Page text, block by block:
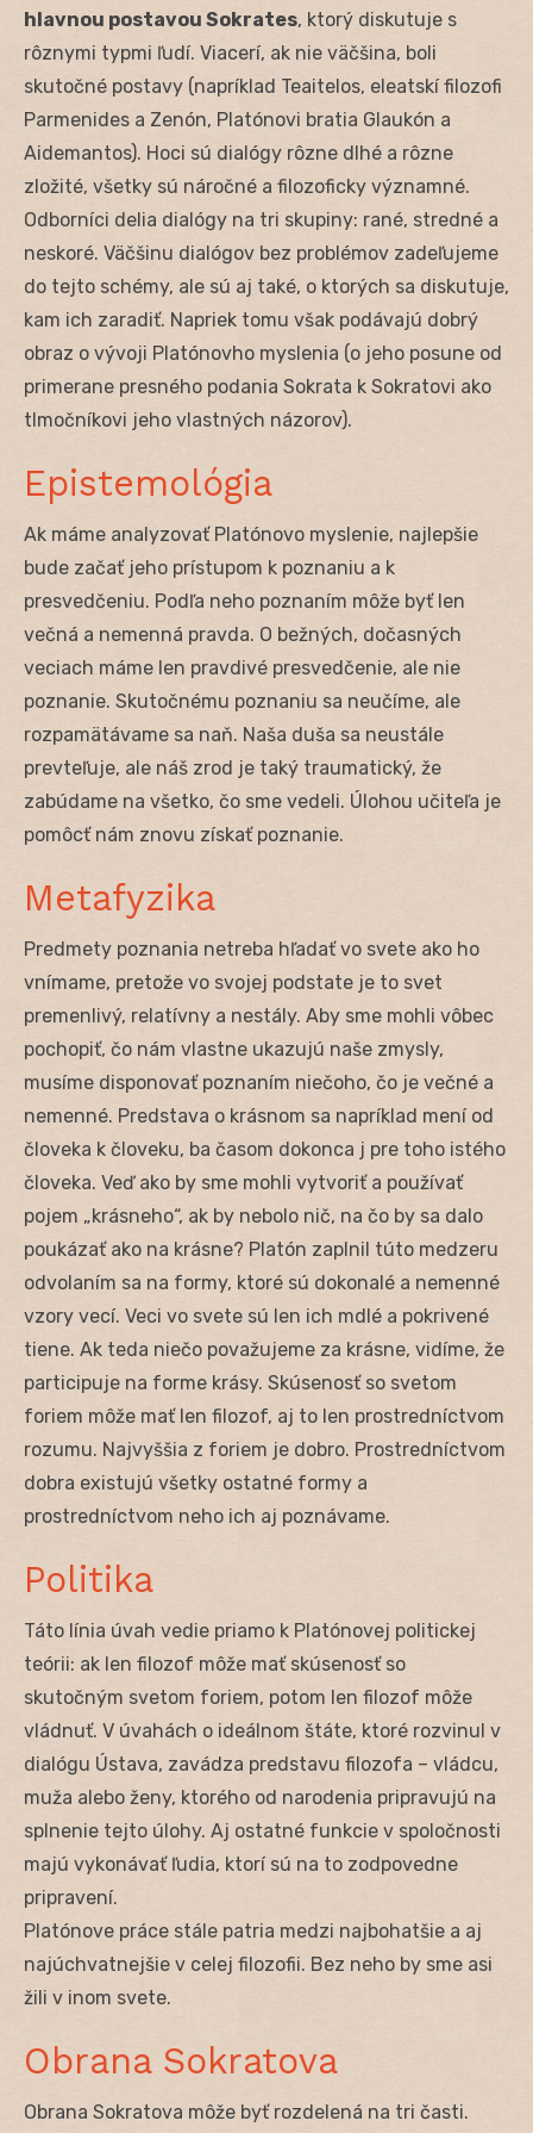
hlavnou postavou Sokrates, ktorý diskutuje s
rôznymi typmi ľudí. Viacerí, ak nie väčšina, boli
skutočné postavy (napríklad Teaitelos, eleatskí filozofi
Parmenides a Zenón, Platónovi bratia Glaukón a
Aidemantos). Hoci sú dialógy rôzne dlhé a rôzne
zložité, všetky sú náročné a filozoficky významné.
Odborníci delia dialógy na tri skupiny: rané, stredné a
neskoré. Väčšinu dialógov bez problémov zadeľujeme
do tejto schémy, ale sú aj také, o ktorých sa diskutuje,
kam ich zaradiť. Napriek tomu však podávajú dobrý
obraz o vývoji Platónovho myslenia (o jeho posune od
primerane presného podania Sokrata k Sokratovi ako
tlmočníkovi jeho vlastných názorov).
Epistemológia
Ak máme analyzovať Platónovo myslenie, najlepšie
bude začať jeho prístupom k poznaniu a k
presvedčeniu. Podľa neho poznaním môže byť len
večná a nemenná pravda. O bežných, dočasných
veciach máme len pravdivé presvedčenie, ale nie
poznanie. Skutočnému poznaniu sa neučíme, ale
rozpamätávame sa naň. Naša duša sa neustále
prevteľuje, ale náš zrod je taký traumatický, že
zabúdame na všetko, čo sme vedeli. Úlohou učiteľa je
pomôcť nám znovu získať poznanie.
Metafyzika
Predmety poznania netreba hľadať vo svete ako ho
vnímame, pretože vo svojej podstate je to svet
premenlivý, relatívny a nestály. Aby sme mohli vôbec
pochopiť, čo nám vlastne ukazujú naše zmysly,
musíme disponovať poznaním niečoho, čo je večné a
nemenné. Predstava o krásnom sa napríklad mení od
človeka k človeku, ba časom dokonca j pre toho istého
človeka. Veď ako by sme mohli vytvoriť a používať
pojem „krásneho“, ak by nebolo nič, na čo by sa dalo
poukázať ako na krásne? Platón zaplnil túto medzeru
odvolaním sa na formy, ktoré sú dokonalé a nemenné
vzory vecí. Veci vo svete sú len ich mdlé a pokrivené
tiene. Ak teda niečo považujeme za krásne, vidíme, že
participuje na forme krásy. Skúsenosť so svetom
foriem môže mať len filozof, aj to len prostredníctvom
rozumu. Najvyššia z foriem je dobro. Prostredníctvom
dobra existujú všetky ostatné formy a
prostredníctvom neho ich aj poznávame.
Politika
Táto línia úvah vedie priamo k Platónovej politickej
teórii: ak len filozof môže mať skúsenosť so
skutočným svetom foriem, potom len filozof môže
vládnuť. V úvahách o ideálnom štáte, ktoré rozvinul v
dialógu Ústava, zavádza predstavu filozofa – vládcu,
muža alebo ženy, ktorého od narodenia pripravujú na
splnenie tejto úlohy. Aj ostatné funkcie v spoločnosti
majú vykonávať ľudia, ktorí sú na to zodpovedne
pripravení.
Platónove práce stále patria medzi najbohatšie a aj
najúchvatnejšie v celej filozofii. Bez neho by sme asi
žili v inom svete.
Obrana Sokratova
Obrana Sokratova môže byť rozdelená na tri časti.